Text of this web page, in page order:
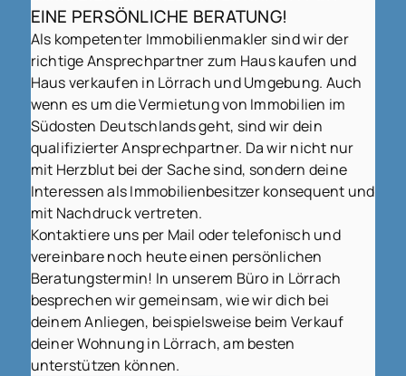
EINE PERSÖNLICHE BERATUNG!
Als kompetenter Immobilienmakler sind wir der
richtige Ansprechpartner zum Haus kaufen und
Haus verkaufen in Lörrach und Umgebung. Auch
wenn es um die Vermietung von Immobilien im
Südosten Deutschlands geht, sind wir dein
qualifizierter Ansprechpartner. Da wir nicht nur
mit Herzblut bei der Sache sind, sondern deine
Interessen als Immobilienbesitzer konsequent und
mit Nachdruck vertreten.
Kontaktiere uns per Mail oder telefonisch und
vereinbare noch heute einen persönlichen
Beratungstermin! In unserem Büro in Lörrach
besprechen wir gemeinsam, wie wir dich bei
deinem Anliegen, beispielsweise beim Verkauf
deiner Wohnung in Lörrach, am besten
unterstützen können.